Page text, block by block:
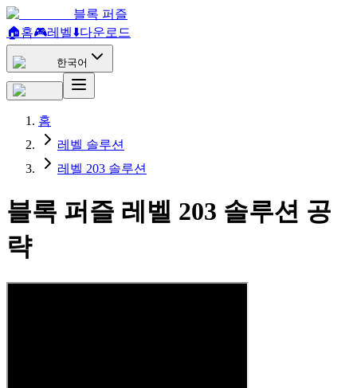
블록 퍼즐
🏠홈🎮레벨⬇️다운로드
한국어
홈
레벨 솔루션
레벨 203 솔루션
블록 퍼즐 레벨 203 솔루션 공
략